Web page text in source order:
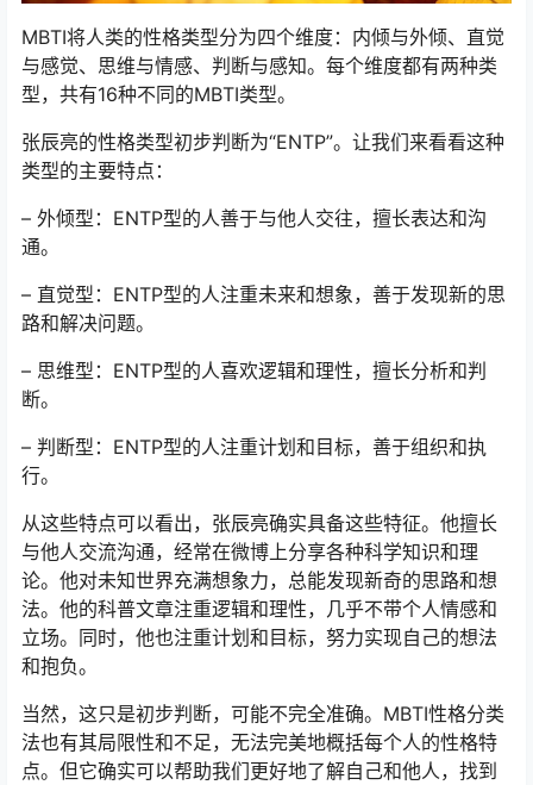
MBTI将人类的性格类型分为四个维度：内倾与外倾、直觉
与感觉、思维与情感、判断与感知。每个维度都有两种类
型，共有16种不同的MBTI类型。
张辰亮的性格类型初步判断为“ENTP”。让我们来看看这种
类型的主要特点：
– 外倾型：ENTP型的人善于与他人交往，擅长表达和沟
通。
– 直觉型：ENTP型的人注重未来和想象，善于发现新的思
路和解决问题。
– 思维型：ENTP型的人喜欢逻辑和理性，擅长分析和判
断。
– 判断型：ENTP型的人注重计划和目标，善于组织和执
行。
从这些特点可以看出，张辰亮确实具备这些特征。他擅长
与他人交流沟通，经常在微博上分享各种科学知识和理
论。他对未知世界充满想象力，总能发现新奇的思路和想
法。他的科普文章注重逻辑和理性，几乎不带个人情感和
立场。同时，他也注重计划和目标，努力实现自己的想法
和抱负。
当然，这只是初步判断，可能不完全准确。MBTI性格分类
法也有其局限性和不足，无法完美地概括每个人的性格特
点。但它确实可以帮助我们更好地了解自己和他人，找到